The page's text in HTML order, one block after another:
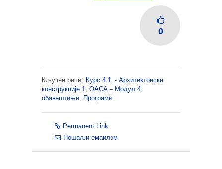
0
Кључне речи: Курс 4.1. - Архитектонске
конструкције 1, ОАСА – Модул 4,
обавештење, Програми
Permanent Link
Пошаљи емаилом